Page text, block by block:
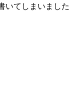
いてしまいました